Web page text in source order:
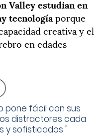
Valley estudian en
tecnología porque
creativa y el
en edades
pone fácil con sus
distractores cada
y sofisticados "